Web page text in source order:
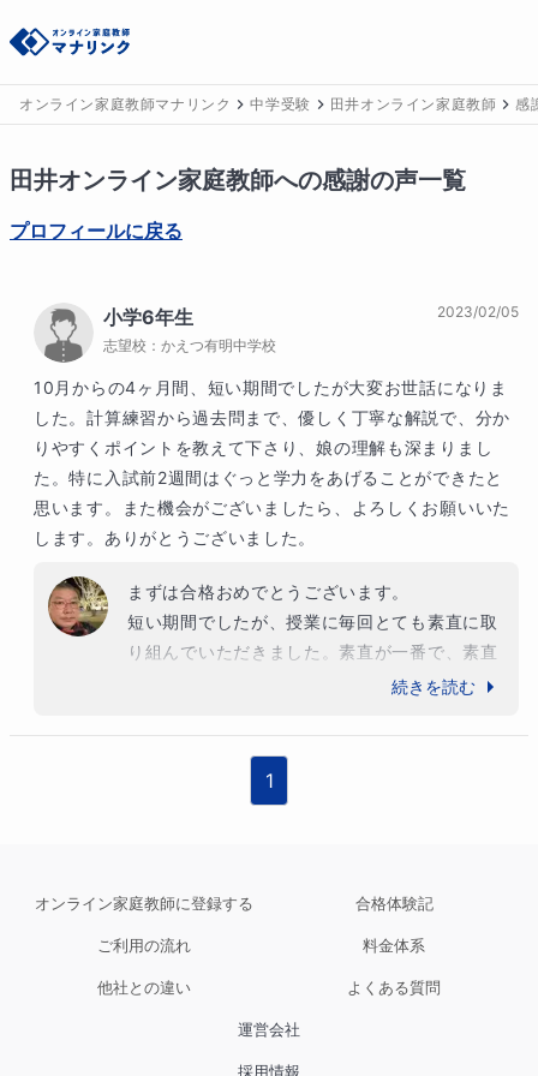
オンライン家庭教師マナリンク 中学受験 田井オンライン家庭教師 感
田井オンライン家庭教師への感謝の声一覧
プロフィールに戻る
小学6年生
志望校： かえつ有明中学校
2023/02/05
10月からの4ヶ月間、短い期間でしたが大変お世話になりま
した。計算練習から過去問まで、優しく丁寧な解説で、分か
りやすくポイントを教えて下さり、娘の理解も深まりまし
た。特に入試前2週間はぐっと学力をあげることができたと
思います。また機会がございましたら、よろしくお願いいた
します。ありがとうございました。
まずは合格おめでとうございます。
短い期間でしたが、授業に毎回とても素直に取
り組んでいただきました。素直が一番で、素直
な子は力が伸びます。お母様もおっしゃってい
段と違いとても理解が深まったと感じました。
最後の授業では、こちらが準備していた内容が
早く終わってしまい、急遽問題を増やした次第
お子さんの力が成長したのを見届けられて、私
今後は入学してから、6年間という時間があり
ますのでこの時間の中で、自分探しをして頂け
やりたくてもできなかったことをたくさん実現
して頂けたらと思います。
続きを読む
1
オンライン家庭教師に登録する 合格体験記
ご利用の流れ 料金体系
他社との違い よくある質問
運営会社
採用情報